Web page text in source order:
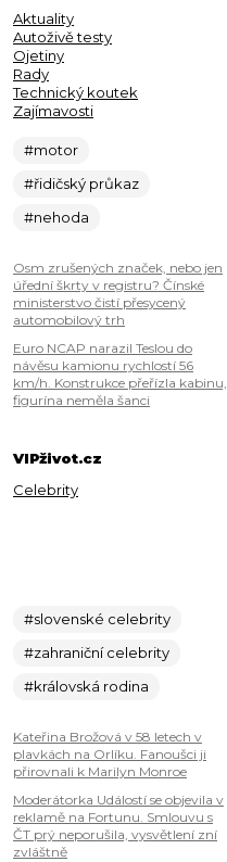
Aktuality
Autoživě testy
Ojetiny
Rady
Technický koutek
Zajímavosti
#motor
#řidičský průkaz
#nehoda
Osm zrušených značek, nebo jen
úřední škrty v registru? Čínské
ministerstvo čistí přesycený
automobilový trh
Euro NCAP narazil Teslou do
návěsu kamionu rychlostí 56
km/h. Konstrukce přeřízla kabinu,
figurína neměla šanci
VIPživot.cz
Celebrity
#slovenské celebrity
#zahraniční celebrity
#královská rodina
Kateřina Brožová v 58 letech v
plavkách na Orlíku. Fanoušci ji
přirovnali k Marilyn Monroe
Moderátorka Událostí se objevila v
reklamě na Fortunu. Smlouvu s
ČT prý neporušila, vysvětlení zní
zvláštně